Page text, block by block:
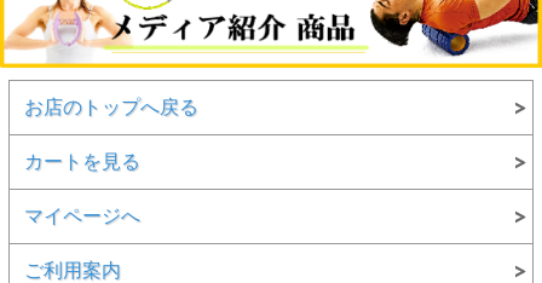
~テレビで紹介されました~
日テレ系『ヒルナンデス』でモデルの高橋ユウさん、
Hey!Say!JUMPの八乙女光さんにお買い上げ頂きました！
お店のトップへ戻る
カートを見る
マイページへ
ご利用案内